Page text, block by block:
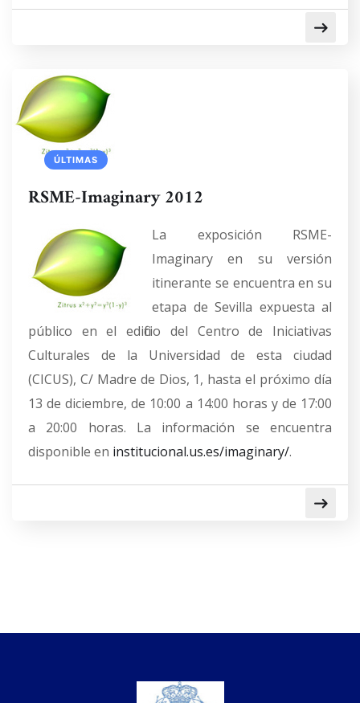
ÚLTIMAS
RSME-Imaginary 2012
La exposición RSME-
Imaginary en su versión
itinerante se encuentra en su
etapa de Sevilla expuesta al
público en el edificio del Centro de Iniciativas
Culturales de la Universidad de esta ciudad
(CICUS), C/ Madre de Dios, 1, hasta el próximo día
13 de diciembre, de 10:00 a 14:00 horas y de 17:00
a 20:00 horas. La información se encuentra
disponible en institucional.us.es/imaginary/.